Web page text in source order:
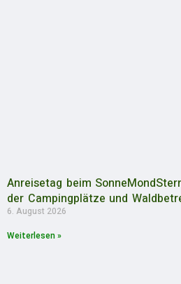
Anreisetag beim
der Campingplätze und
6. August 2026
Weiterlesen »